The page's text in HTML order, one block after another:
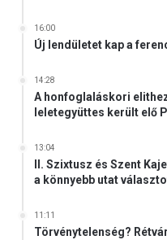
16:00
Új lendületet kap a
14:28
A honfoglaláskori
leletegyüttes került elő
13:04
II. Szixtusz és Szent
a könnyebb utat
11:11
Törvénytelenség?